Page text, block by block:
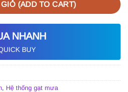
(ADD TO CART)
NHANH
BUY
, Hệ thống gạt mưa